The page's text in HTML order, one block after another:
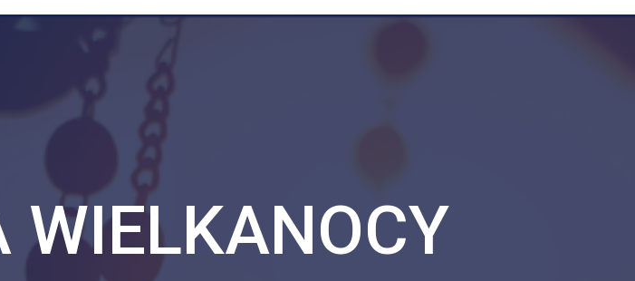
WIELKANOCY